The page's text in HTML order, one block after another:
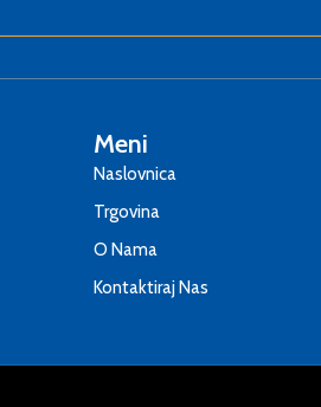
Meni
Naslovnica
Trgovina
O Nama
Kontaktiraj Nas